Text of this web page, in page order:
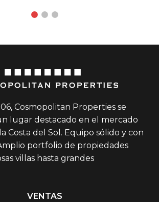
Cosmopolitan Properties se
lugar destacado en el mercado
Costa del Sol. Equipo sólido y con
portfolio de propiedades
villas hasta grandes
VENTAS